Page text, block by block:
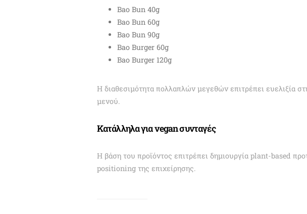
Bao Bun 40g
Bao Bun 60g
Bao Bun 90g
Bao Burger 60g
Bao Burger 120g
Η διαθεσιμότητα πολλαπλών μεγεθών επιτρέπει ευελιξία
μενού.
Κατάλληλα για vegan συνταγές
Η βάση του προϊόντος επιτρέπει δημιουργία plant-based
positioning της επιχείρησης.